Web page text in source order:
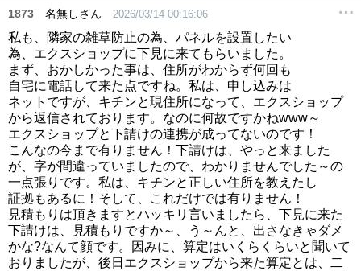
1873 名無しさん 2026/03/14 00:16:06
私も、隣家の雑草防止の為、パネルを設置したい
為、エクスショップに下見に来てもらいました。
まず、おかしかった事は、住所がわからず何回も
自宅に電話して来た点ですね。私は、申し込みは
ネットですが、キチンと現住所になって、エクスショップ
から返信されております。なのに何故ですかねwww～
エクスショップと下請けの連携が成ってないのです！
こんなの今まで有りません！下請けは、やっと来ました
が、字が間違っていましたので、わかりませんでした～の
一点張りです。私は、キチンと正しい住所を教えたし
証拠もあるに！そして、これだけでは有りません！
見積もりは頂きますとハッキリ言いましたら、下見に来た
下請けは、見積もりですか～、う～んと、出さなきゃダメ
かな?なんて顔です。因みに、算定はいくらくらいと聞いて
おりましたが、後日エクスショップから来た算定とは、二